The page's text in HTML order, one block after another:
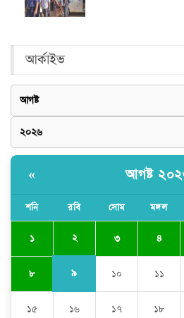
আর্কাইভ
« আগষ্ট
শনি রবি সোম মঙ্গল
১ ২ ৩ ৪
৮ ৯ ১০ ১১
১৫ ১৬ ১৭ ১৮